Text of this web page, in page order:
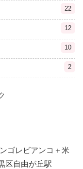
22
12
10
2
ゴレビアンコ＋米
区自由が丘駅